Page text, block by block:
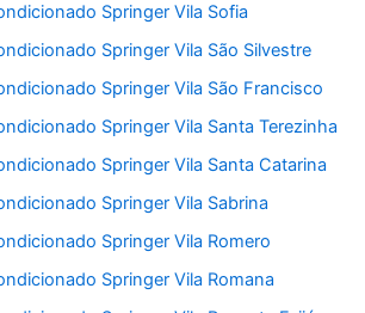
Springer Vila Sofia
Springer Vila São Silvestre
Springer Vila São Francisco
Springer Vila Santa Terezinha
Springer Vila Santa Catarina
Springer Vila Sabrina
Springer Vila Romero
Springer Vila Romana